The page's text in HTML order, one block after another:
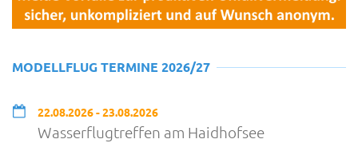
MODELLFLUG TERMINE 2026/27
22.08.2026 - 23.08.2026
Wasserflugtreffen am Haidhofsee